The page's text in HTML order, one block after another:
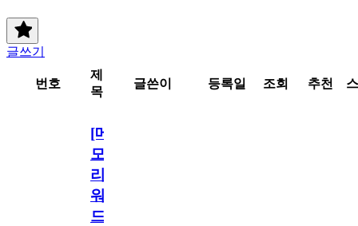
글쓰기
번호
제
목
글쓴이 등록일 조회 추천
[메
모
리
워
드